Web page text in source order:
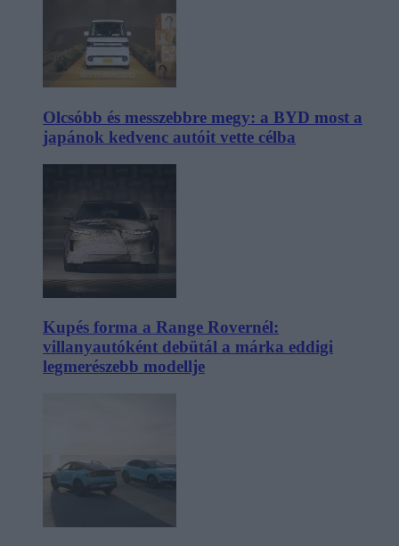
Olcsóbb és messzebbre megy: a BYD most a
japánok kedvenc autóit vette célba
Kupés forma a Range Rovernél:
villanyautóként debütál a márka eddigi
legmerészebb modellje